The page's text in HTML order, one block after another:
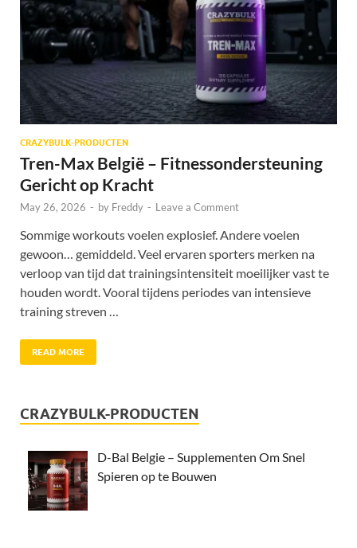
CRAZYBULK-PRODUCTEN
Tren-Max België – Fitnessondersteuning
Gericht op Kracht
May 26, 2026 - by Freddy - Leave a Comment
Sommige workouts voelen explosief. Andere voelen
gewoon… gemiddeld. Veel ervaren sporters merken na
verloop van tijd dat trainingsintensiteit moeilijker vast te
houden wordt. Vooral tijdens periodes van intensieve
training streven …
READ MORE
CRAZYBULK-PRODUCTEN
D-Bal Belgie – Supplementen Om Snel
Spieren op te Bouwen